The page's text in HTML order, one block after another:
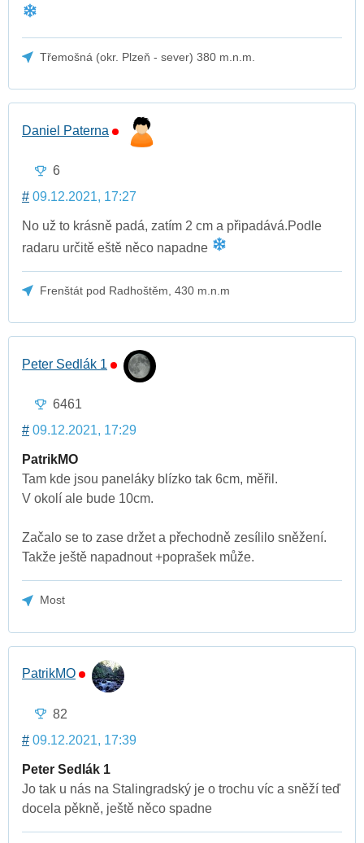
Třemošná (okr. Plzeň - sever) 380 m.n.m.
Daniel Paterna
6
# 09.12.2021, 17:27
No už to krásně padá, zatím 2 cm a připadává.Podle
radaru určitě eště něco napadne
Frenštát pod Radhoštěm, 430 m.n.m
Peter Sedlák 1
6461
# 09.12.2021, 17:29
PatrikMO
Tam kde jsou paneláky blízko tak 6cm, měřil.
V okolí ale bude 10cm.
Začalo se to zase držet a přechodně zesílilo sněžení.
Takže ještě napadnout +poprašek může.
Most
PatrikMO
82
# 09.12.2021, 17:39
Peter Sedlák 1
Jo tak u nás na Stalingradský je o trochu víc a sněží teď
docela pěkně, ještě něco spadne